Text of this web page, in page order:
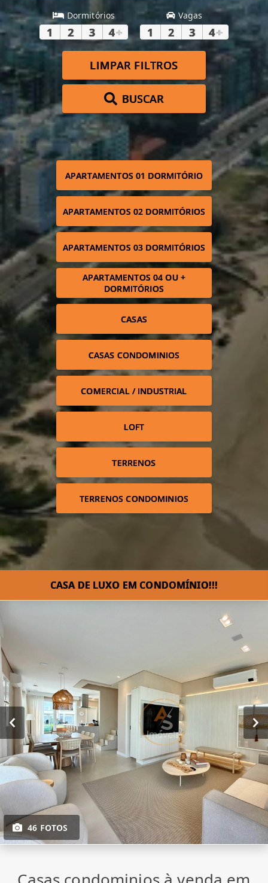
Dormitórios
1 2 3 4+
Vagas
1 2 3 4+
LIMPAR FILTROS
BUSCAR
APARTAMENTOS 01 DORMITÓRIO
APARTAMENTOS 02 DORMITÓRIOS
APARTAMENTOS 03 DORMITÓRIOS
APARTAMENTOS 04 OU +
DORMITÓRIOS
CASAS
CASAS CONDOMINIOS
COMERCIAL / INDUSTRIAL
LOFT
TERRENOS
TERRENOS CONDOMINIOS
CASA DE LUXO EM CONDOMÍNIO!!!
46 FOTOS